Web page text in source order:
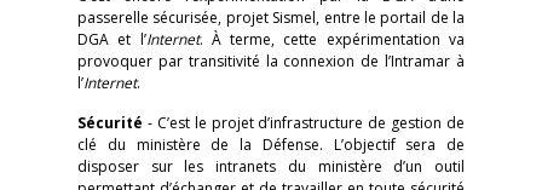
passerelle sécurisée, projet Sismel, entre le portail de la
DGA et l’Internet. À terme, cette expérimentation va
provoquer par transitivité la connexion de l’Intramar à
l’Internet.
Sécurité - C’est le projet d’infrastructure de gestion de
clé du ministère de la Défense. L’objectif sera de
disposer sur les intranets du ministère d’un outil